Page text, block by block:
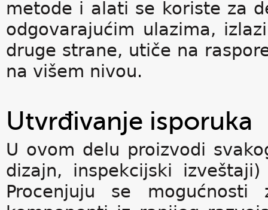
metode i alati se koriste za
odgovarajućim ulazima,
druge strane, utiče na
na višem nivou.
Utvrđivanje isporuka
U ovom delu proizvodi
dizajn, inspekcijski
Procenjuju se mogućnosti